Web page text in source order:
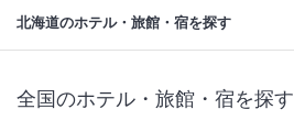
北海道のホテル・旅館・宿を探す
全国のホテル・旅館・宿を探す